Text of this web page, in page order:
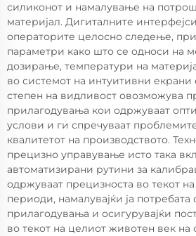
силиконот и намалување на
материјал. Дигиталните
операторите целосно следење,
параметри како што се односи на
дозирање, температури на
во системот на интуитивни екрани
степен на видливост овозможува
прилагодувања кои одржуваат
услови и ги спречуваат
квалитетот на производството.
прецизно управување исто така
автоматизирани рутини за
одржуваат прецизноста во текот
периоди, намалувајќи ја потребата
прилагодувања и осигурувајќи
во текот на целиот животен век на